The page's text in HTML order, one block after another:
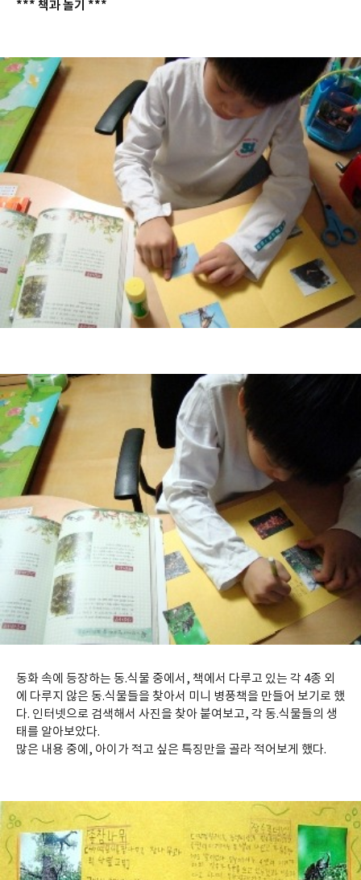
*** 책과 놀기 ***
동화 속에 등장하는 동.식물 중에서, 책에서 다루고 있는 각 4종 외
에 다루지 않은 동.식물들을 찾아서 미니 병풍책을 만들어 보기로 했
다. 인터넷으로 검색해서 사진을 찾아 붙여보고, 각 동.식물들의 생
태를 알아보았다.
많은 내용 중에, 아이가 적고 싶은 특징만을 골라 적어보게 했다.